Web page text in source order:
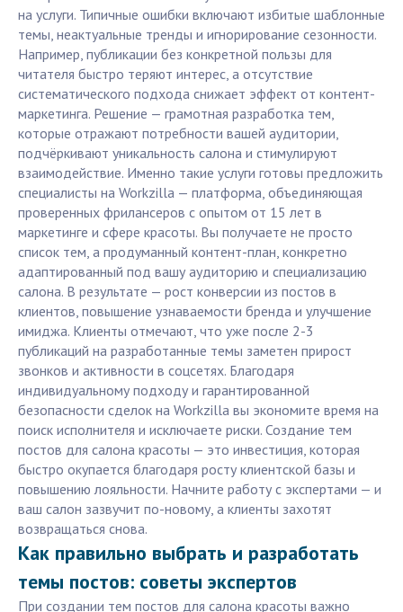
на услуги. Типичные ошибки включают избитые шаблонные
темы, неактуальные тренды и игнорирование сезонности.
Например, публикации без конкретной пользы для
читателя быстро теряют интерес, а отсутствие
систематического подхода снижает эффект от контент-
маркетинга. Решение — грамотная разработка тем,
которые отражают потребности вашей аудитории,
подчёркивают уникальность салона и стимулируют
взаимодействие. Именно такие услуги готовы предложить
специалисты на Workzilla — платформа, объединяющая
проверенных фрилансеров с опытом от 15 лет в
маркетинге и сфере красоты. Вы получаете не просто
список тем, а продуманный контент-план, конкретно
адаптированный под вашу аудиторию и специализацию
салона. В результате — рост конверсии из постов в
клиентов, повышение узнаваемости бренда и улучшение
имиджа. Клиенты отмечают, что уже после 2-3
публикаций на разработанные темы заметен прирост
звонков и активности в соцсетях. Благодаря
индивидуальному подходу и гарантированной
безопасности сделок на Workzilla вы экономите время на
поиск исполнителя и исключаете риски. Создание тем
постов для салона красоты — это инвестиция, которая
быстро окупается благодаря росту клиентской базы и
повышению лояльности. Начните работу с экспертами — и
ваш салон зазвучит по-новому, а клиенты захотят
возвращаться снова.
Как правильно выбрать и разработать
темы постов: советы экспертов
При создании тем постов для салона красоты важно